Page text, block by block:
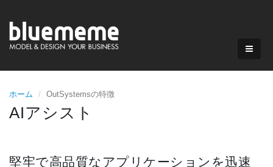
ホーム OutSystemsの特徴
AIアシスト
堅牢で高品質なアプリケーションを迅速